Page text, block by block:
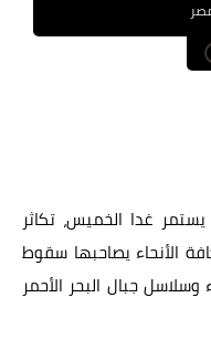
المرأة
النجوم
العالم
يستمر غدا الخميس، تكاثر
الأنحاء يصاحبها سقوط
جبال البحر الأحمر